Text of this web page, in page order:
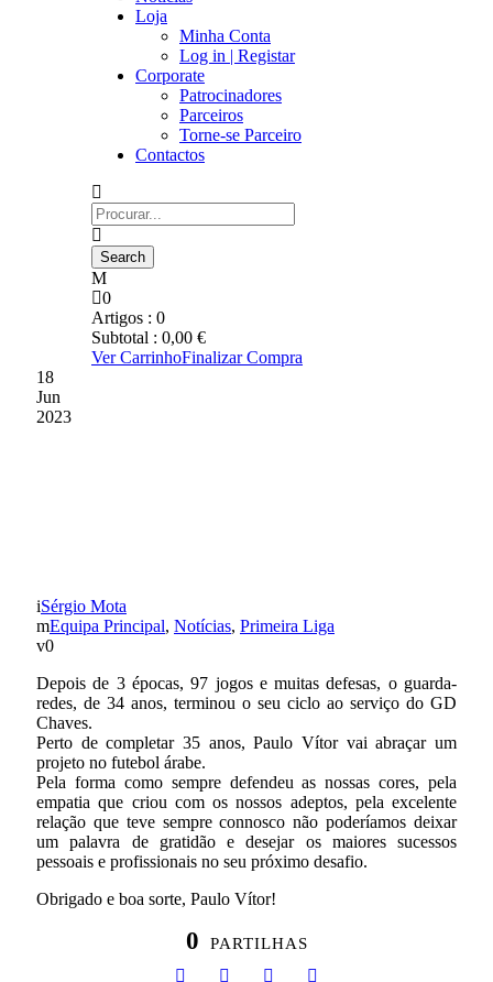
Loja
Minha Conta
Log in | Registar
Corporate
Patrocinadores
Parceiros
Torne-se Parceiro
Contactos
0
Artigos : 0
Subtotal : 0,00 €
Ver CarrinhoFinalizar Compra
18
Jun
2023
Sérgio Mota
Equipa Principal, Notícias, Primeira Liga
0
Depois de 3 épocas, 97 jogos e muitas defesas, o guarda-
redes, de 34 anos, terminou o seu ciclo ao serviço do GD
Chaves.
Perto de completar 35 anos, Paulo Vítor vai abraçar um
projeto no futebol árabe.
Pela forma como sempre defendeu as nossas cores, pela
empatia que criou com os nossos adeptos, pela excelente
relação que teve sempre connosco não poderíamos deixar
um palavra de gratidão e desejar os maiores sucessos
pessoais e profissionais no seu próximo desafio.
Obrigado e boa sorte, Paulo Vítor!
0 PARTILHAS